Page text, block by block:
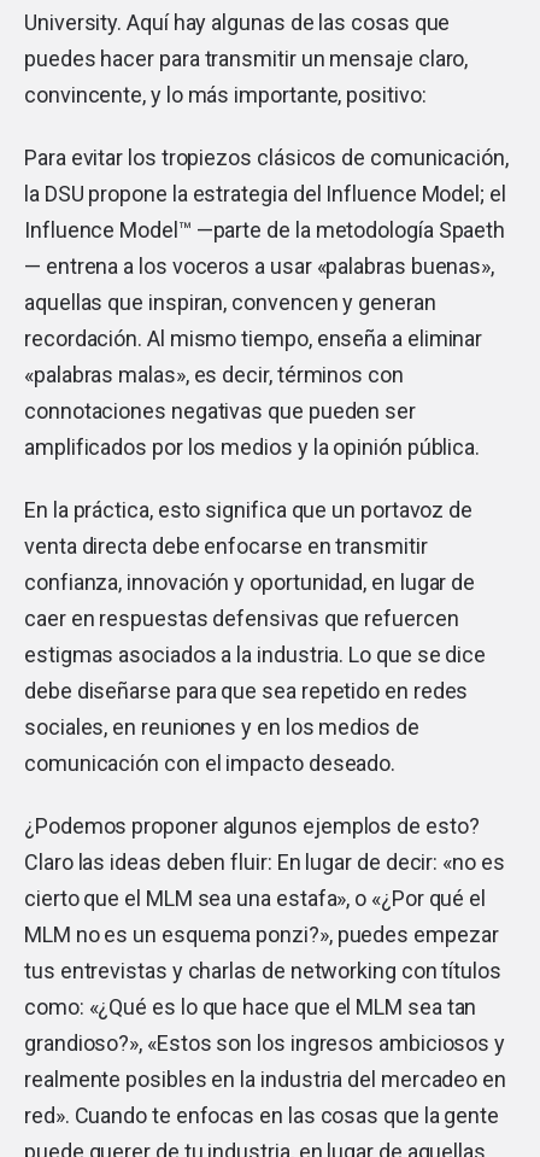
University. Aquí hay algunas de las cosas que
puedes hacer para transmitir un mensaje claro,
convincente, y lo más importante, positivo:
Para evitar los tropiezos clásicos de comunicación,
la DSU propone la estrategia del Influence Model; el
Influence Model™ —parte de la metodología Spaeth
— entrena a los voceros a usar «palabras buenas»,
aquellas que inspiran, convencen y generan
recordación. Al mismo tiempo, enseña a eliminar
«palabras malas», es decir, términos con
connotaciones negativas que pueden ser
amplificados por los medios y la opinión pública.
En la práctica, esto significa que un portavoz de
venta directa debe enfocarse en transmitir
confianza, innovación y oportunidad, en lugar de
caer en respuestas defensivas que refuercen
estigmas asociados a la industria. Lo que se dice
debe diseñarse para que sea repetido en redes
sociales, en reuniones y en los medios de
comunicación con el impacto deseado.
¿Podemos proponer algunos ejemplos de esto?
Claro las ideas deben fluir: En lugar de decir: «no es
cierto que el MLM sea una estafa», o «¿Por qué el
MLM no es un esquema ponzi?», puedes empezar
tus entrevistas y charlas de networking con títulos
como: «¿Qué es lo que hace que el MLM sea tan
grandioso?», «Estos son los ingresos ambiciosos y
realmente posibles en la industria del mercadeo en
red». Cuando te enfocas en las cosas que la gente
puede querer de tu industria, en lugar de aquellas